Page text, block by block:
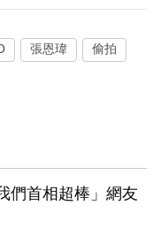
張恩瑋 偷拍
們首相超棒」網友